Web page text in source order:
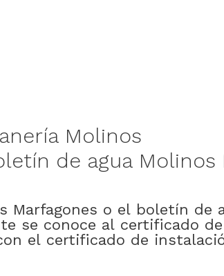
Molinos
de agua Molinos
Marfagones o el boletín de
se conoce al certificado de
el certificado de